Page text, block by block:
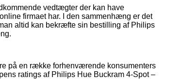
vedtægter der kan have
firmaet har. I den sammenhæng er det
altid kan bekræfte sin bestilling af Philips
på en række forhenværende konsumenters
ratings af Philips Hue Buckram 4-Spot –